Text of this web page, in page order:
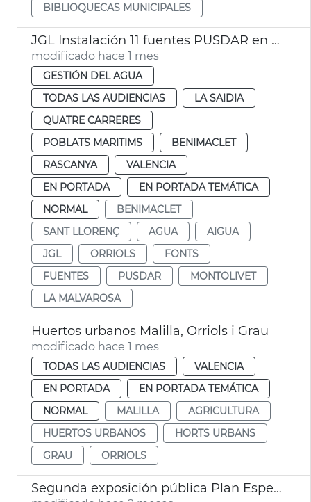
BIBLIOQUECAS MUNICIPALES
JGL Instalación 11 fuentes PUSDAR en València
modificado hace 1 mes
GESTIÓN DEL AGUA
TODAS LAS AUDIENCIAS
LA SAIDIA
QUATRE CARRERES
POBLATS MARITIMS
BENIMACLET
RASCANYA
VALENCIA
EN PORTADA
EN PORTADA TEMÁTICA
NORMAL
BENIMACLET
SANT LLORENÇ
AGUA
AIGUA
JGL
ORRIOLS
FONTS
FUENTES
PUSDAR
MONTOLIVET
LA MALVAROSA
Huertos urbanos Malilla, Orriols i Grau
modificado hace 1 mes
TODAS LAS AUDIENCIAS
VALENCIA
EN PORTADA
EN PORTADA TEMÁTICA
NORMAL
MALILLA
AGRICULTURA
HUERTOS URBANOS
HORTS URBANS
GRAU
ORRIOLS
Segunda exposición pública Plan Especial Sant Miquel dels Reis València